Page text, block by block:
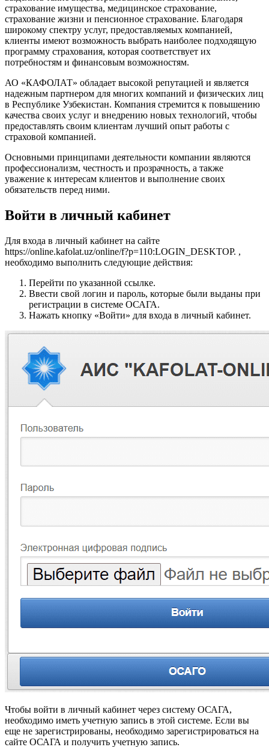
страхование имущества, медицинское страхование,
страхование жизни и пенсионное страхование. Благодаря
широкому спектру услуг, предоставляемых компанией,
клиенты имеют возможность выбрать наиболее подходящую
программу страхования, которая соответствует их
потребностям и финансовым возможностям.
АО «КАФОЛАТ» обладает высокой репутацией и является
надежным партнером для многих компаний и физических лиц
в Республике Узбекистан. Компания стремится к повышению
качества своих услуг и внедрению новых технологий, чтобы
предоставлять своим клиентам лучший опыт работы с
страховой компанией.
Основными принципами деятельности компании являются
профессионализм, честность и прозрачность, а также
уважение к интересам клиентов и выполнение своих
обязательств перед ними.
Войти в личный кабинет
Для входа в личный кабинет на сайте
https://online.kafolat.uz/online/f?p=110:LOGIN_DESKTOP. ,
необходимо выполнить следующие действия:
Перейти по указанной ссылке.
Ввести свой логин и пароль, которые были выданы при
регистрации в системе ОСАГА.
Нажать кнопку «Войти» для входа в личный кабинет.
Чтобы войти в личный кабинет через систему ОСАГА,
необходимо иметь учетную запись в этой системе. Если вы
еще не зарегистрированы, необходимо зарегистрироваться на
сайте ОСАГА и получить учетную запись.